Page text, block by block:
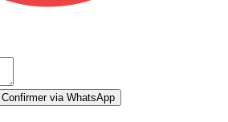
Confirmer via WhatsApp